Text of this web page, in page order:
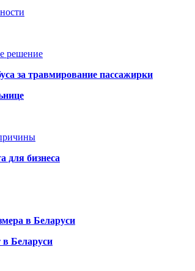
решение
за травмирование пассажирки
для бизнеса
в Беларуси
Беларуси